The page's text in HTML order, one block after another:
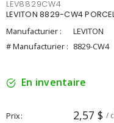
LEV8829CW4
LEVITON 8829-CW4
Manufacturier :
LEVITON
# Manufacturier : 8829-CW4
En inventaire
Prix 2,57 $ /